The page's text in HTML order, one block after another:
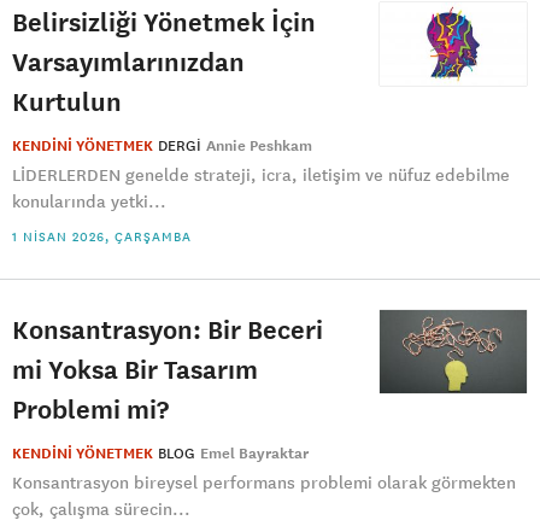
Belirsizliği Yönetmek İçin
Varsayımlarınızdan
Kurtulun
KENDİNİ YÖNETMEK DERGI Annie Peshkam
LİDERLERDEN genelde strateji, icra, iletişim ve nüfuz edebilme
konularında yetki...
1 NISAN 2026, ÇARŞAMBA
Konsantrasyon: Bir Beceri
mi Yoksa Bir Tasarım
Problemi mi?
KENDİNİ YÖNETMEK BLOG Emel Bayraktar
Konsantrasyon bireysel performans problemi olarak görmekten
çok, çalışma sürecin...